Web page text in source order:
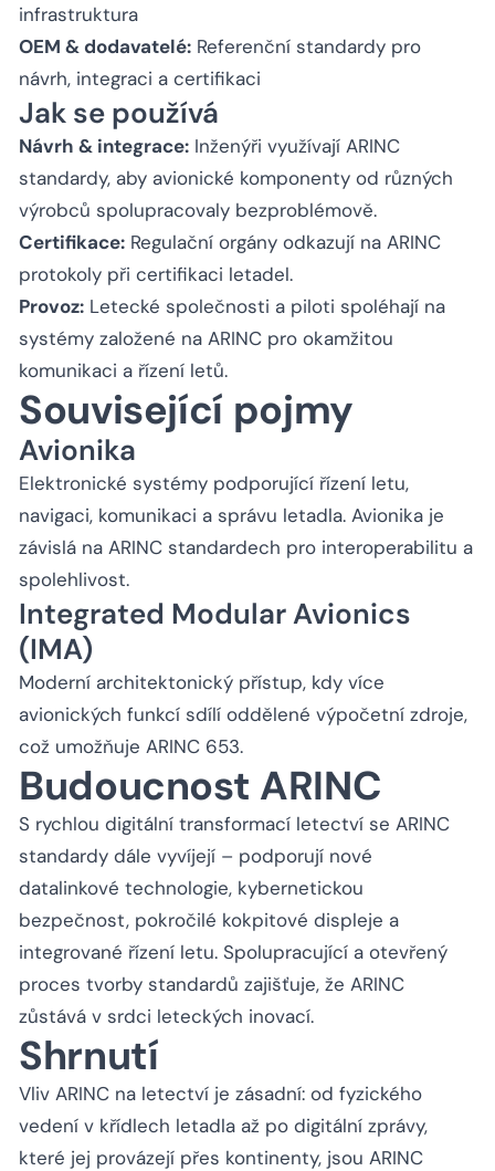
infrastruktura
OEM & dodavatelé: Referenční standardy pro
návrh, integraci a certifikaci
Jak se používá
Návrh & integrace: Inženýři využívají ARINC
standardy, aby avionické komponenty od různých
výrobců spolupracovaly bezproblémově.
Certifikace: Regulační orgány odkazují na ARINC
protokoly při certifikaci letadel.
Provoz: Letecké společnosti a piloti spoléhají na
systémy založené na ARINC pro okamžitou
komunikaci a řízení letů.
Související pojmy
Avionika
Elektronické systémy podporující řízení letu,
navigaci, komunikaci a správu letadla. Avionika je
závislá na ARINC standardech pro interoperabilitu a
spolehlivost.
Integrated Modular Avionics
(IMA)
Moderní architektonický přístup, kdy více
avionických funkcí sdílí oddělené výpočetní zdroje,
což umožňuje ARINC 653.
Budoucnost ARINC
S rychlou digitální transformací letectví se ARINC
standardy dále vyvíjejí – podporují nové
datalinkové technologie, kybernetickou
bezpečnost, pokročilé kokpitové displeje a
integrované řízení letu. Spolupracující a otevřený
proces tvorby standardů zajišťuje, že ARINC
zůstává v srdci leteckých inovací.
Shrnutí
Vliv ARINC na letectví je zásadní: od fyzického
vedení v křídlech letadla až po digitální zprávy,
které jej provázejí přes kontinenty, jsou ARINC